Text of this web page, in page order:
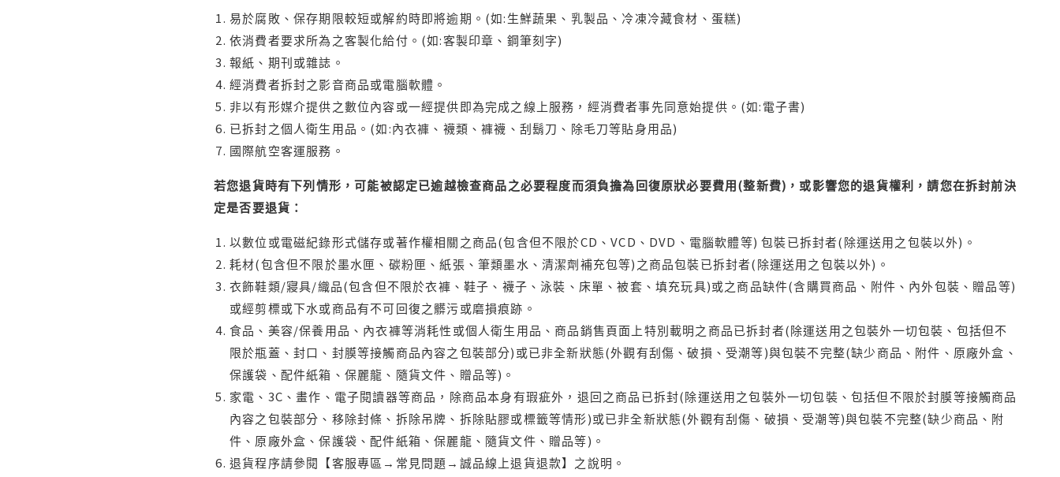
易於腐敗、保存期限較短或解約時即將逾期。(如:生鮮蔬果、乳製品、冷凍冷藏食材、蛋糕)
依消費者要求所為之客製化給付。(如:客製印章、鋼筆刻字)
報紙、期刊或雜誌。
經消費者拆封之影音商品或電腦軟體。
非以有形媒介提供之數位內容或一經提供即為完成之線上服務，經消費者事先同意始提供。(如:電子書)
已拆封之個人衛生用品。(如:內衣褲、襪類、褲襪、刮鬍刀、除毛刀等貼身用品)
國際航空客運服務。
若您退貨時有下列情形，可能被認定已逾越檢查商品之必要程度而須負擔為回復原狀必要費用(整新費)，或影響您的退貨權利，請您在拆封前決
定是否要退貨：
以數位或電磁紀錄形式儲存或著作權相關之商品(包含但不限於CD、VCD、DVD、電腦軟體等) 包裝已拆封者(除運送用之包裝以外)。
耗材(包含但不限於墨水匣、碳粉匣、紙張、筆類墨水、清潔劑補充包等)之商品包裝已拆封者(除運送用之包裝以外)。
衣飾鞋類/寢具/織品(包含但不限於衣褲、鞋子、襪子、泳裝、床單、被套、填充玩具)或之商品缺件(含購買商品、附件、內外包裝、贈品等)
或經剪標或下水或商品有不可回復之髒污或磨損痕跡。
食品、美容/保養用品、內衣褲等消耗性或個人衛生用品、商品銷售頁面上特別載明之商品已拆封者(除運送用之包裝外一切包裝、包括但不
限於瓶蓋、封口、封膜等接觸商品內容之包裝部分)或已非全新狀態(外觀有刮傷、破損、受潮等)與包裝不完整(缺少商品、附件、原廠外盒、
保護袋、配件紙箱、保麗龍、隨貨文件、贈品等)。
家電、3C、畫作、電子閱讀器等商品，除商品本身有瑕疵外，退回之商品已拆封(除運送用之包裝外一切包裝、包括但不限於封膜等接觸商品
內容之包裝部分、移除封條、拆除吊牌、拆除貼膠或標籤等情形)或已非全新狀態(外觀有刮傷、破損、受潮等)與包裝不完整(缺少商品、附
件、原廠外盒、保護袋、配件紙箱、保麗龍、隨貨文件、贈品等)。
退貨程序請參閱【客服專區→常見問題→誠品線上退貨退款】之說明。